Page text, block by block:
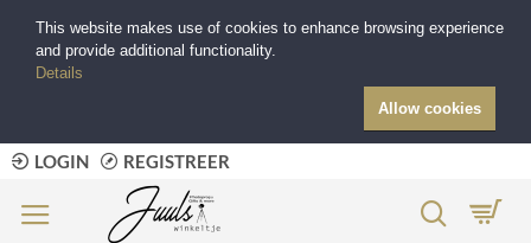
LOGIN REGISTREER
This website makes use of cookies to enhance browsing experience
and provide additional functionality.
Details
Allow cookies